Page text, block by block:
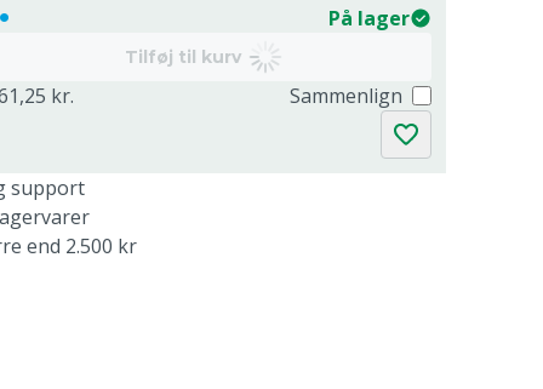
På lager
Tilføj til kurv
kr. Sammenlign
support
end 2.500 kr